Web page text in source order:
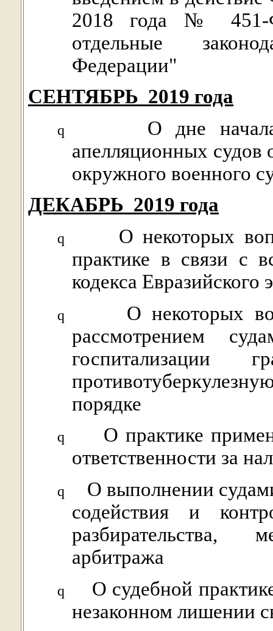
2018 года № 451-
отдельные
Федерации"
СЕНТЯБРЬ 2019 года
q
О дне
апелляционных
окружного военного
ДЕКАБРЬ 2019 года
q
О некоторых
практике в связи с
кодекса Евразийского
q
О некоторых
рассмотрением
госпитализации
порядке
q
О практике
ответственности за
q
О выполнении
содействия и
разбирательства,
арбитража
q
О судебной
незаконном лишении